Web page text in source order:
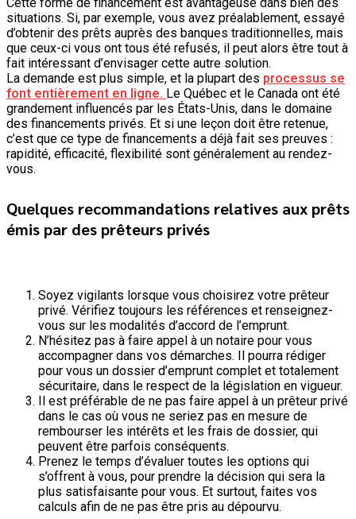
situations. Si, par exemple, vous avez préalablement, essayé
d’obtenir des prêts auprès des banques traditionnelles, mais
que ceux-ci vous ont tous été refusés, il peut alors être tout à
fait intéressant d’envisager cette autre solution.
La demande est plus simple, et la plupart des processus se
font entièrement en ligne. Le Québec et le Canada ont été
grandement influencés par les États-Unis, dans le domaine
des financements privés. Et si une leçon doit être retenue,
c’est que ce type de financements a déjà fait ses preuves :
rapidité, efficacité, flexibilité sont généralement au rendez-
vous.
Quelques recommandations relatives aux prêts
émis par des prêteurs privés
Soyez vigilants lorsque vous choisirez votre prêteur
privé. Vérifiez toujours les références et renseignez-
vous sur les modalités d’accord de l’emprunt.
N’hésitez pas à faire appel à un notaire pour vous
accompagner dans vos démarches. Il pourra rédiger
pour vous un dossier d’emprunt complet et totalement
sécuritaire, dans le respect de la législation en vigueur.
Il est préférable de ne pas faire appel à un prêteur privé
dans le cas où vous ne seriez pas en mesure de
rembourser les intérêts et les frais de dossier, qui
peuvent être parfois conséquents.
Prenez le temps d’évaluer toutes les options qui
s’offrent à vous, pour prendre la décision qui sera la
plus satisfaisante pour vous. Et surtout, faites vos
calculs afin de ne pas être pris au dépourvu.